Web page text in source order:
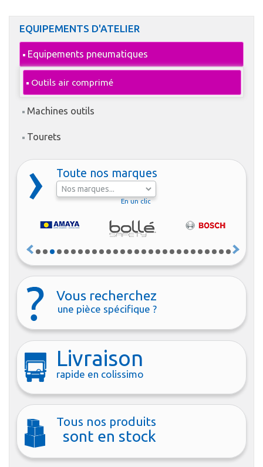
EQUIPEMENTS D'ATELIER
Equipements pneumatiques
Outils air comprimé
Machines outils
Tourets
Toute nos marques
En un clic
Vous recherchez
une pièce spécifique ?
Livraison
rapide en colissimo
Tous nos produits
sont en stock